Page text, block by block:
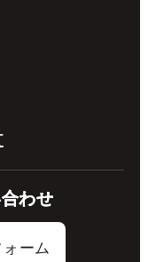
合わせ
ーム